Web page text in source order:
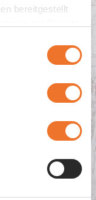
bereitgestellt
mit